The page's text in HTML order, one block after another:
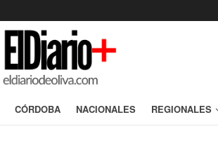
CÓRDOBA NACIONALES REGIONALES